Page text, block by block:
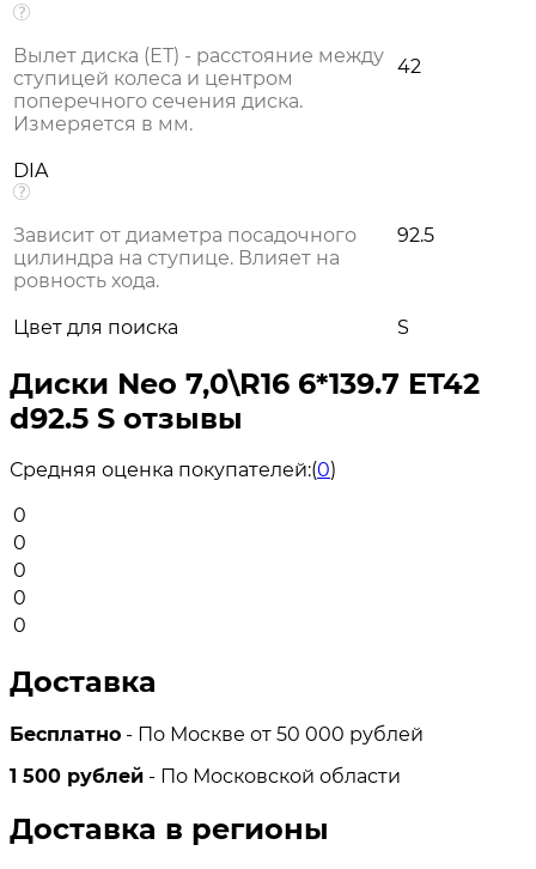
Вылет диска (ЕТ) - расстояние между
ступицей колеса и центром
поперечного сечения диска.
Измеряется в мм.
42
DIA
Зависит от диаметра посадочного
цилиндра на ступице. Влияет на
ровность хода.
92.5
Цвет для поиска S
Диски Neo 7,0\R16 6*139.7 ET42
d92.5 S отзывы
Средняя оценка покупателей:(0)
0
0
0
0
0
Доставка
Бесплатно - По Москве от 50 000 рублей
1 500 рублей - По Московской области
Доставка в регионы